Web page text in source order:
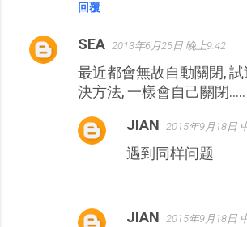
回覆
SEA 2013年6月25日 晚上9:42
最近都會無故自動關閉,
決方法, 一樣會自己關閉.....
JIAN 2015年9月18日
遇到同样问题
JIAN 2015年9月18日